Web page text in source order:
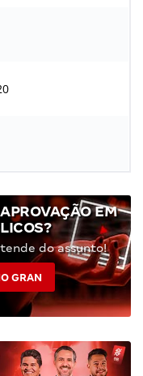
EM
do assunto!
GRAN